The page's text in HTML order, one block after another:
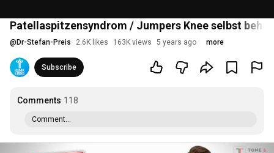
Patellaspitzensyndrom / Jumpers Knee selbst
@ Dr-Stefan-Preis 2.6K likes 163K views 5 years ago more
Subscribe
Comments 118
Comment...